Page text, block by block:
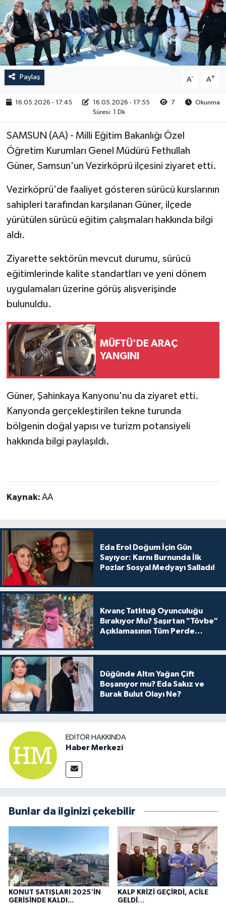
Paylaş A- A+
16.05.2026 - 17:45 16.05.2026 - 17:55 7
Okunma
Süresi: 1 Dk
SAMSUN (AA) - Milli Eğitim Bakanlığı Özel
Öğretim Kurumları Genel Müdürü Fethullah
Güner, Samsun'un Vezirköprü ilçesini ziyaret etti.
Vezirköprü'de faaliyet gösteren sürücü kurslarının
sahipleri tarafından karşılanan Güner, ilçede
yürütülen sürücü eğitim çalışmaları hakkında bilgi
aldı.
Ziyarette sektörün mevcut durumu, sürücü
eğitimlerinde kalite standartları ve yeni dönem
uygulamaları üzerine görüş alışverişinde
bulunuldu.
MÜFTÜ'DE ARAÇ
YANGINI
Güner, Şahinkaya Kanyonu'nu da ziyaret etti.
Kanyonda gerçekleştirilen tekne turunda
bölgenin doğal yapısı ve turizm potansiyeli
hakkında bilgi paylaşıldı.
Kaynak: AA
Eda Erol Doğum İçin Gün
Sayıyor: Karnı Burnunda İlk
Pozlar Sosyal Medyayı Salladı!
Kıvanç Tatlıtuğ Oyunculuğu
Bırakıyor Mu? Şaşırtan "Tövbe"
Açıklamasının Tüm Perde
Düğünde Altın Yağan Çift
Boşanıyor mu? Eda Sakız ve
Burak Bulut Olayı Ne?
EDITÖR HAKKINDA
Haber Merkezi
Bunlar da ilginizi çekebilir
KONUT SATIŞLARI 2025'İN
GERİSİNDE KALDI...
KALP KRİZİ GEÇİRDİ, ACİLE
GELDİ…
RESMİ İLAN